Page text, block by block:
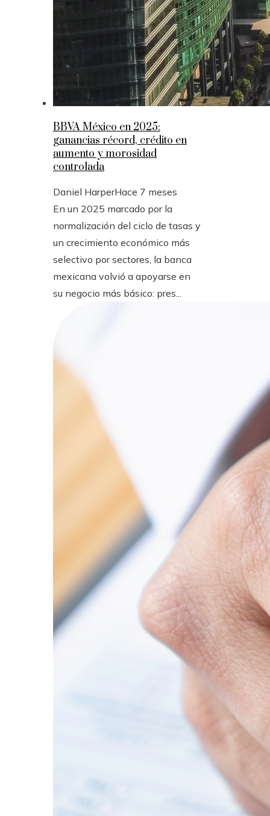
BBVA México en 2025:
ganancias récord, crédito en
aumento y morosidad
controlada
Daniel HarperHace 7 meses
En un 2025 marcado por la
normalización del ciclo de tasas y
un crecimiento económico más
selectivo por sectores, la banca
mexicana volvió a apoyarse en
su negocio más básico: pres...